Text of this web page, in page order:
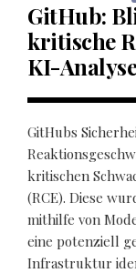
GitHub:
kritische
KI-Analyse
GitHubs
kritischen
(RCE). Diese
mithilfe von
eine potenziell
Infrastruktur